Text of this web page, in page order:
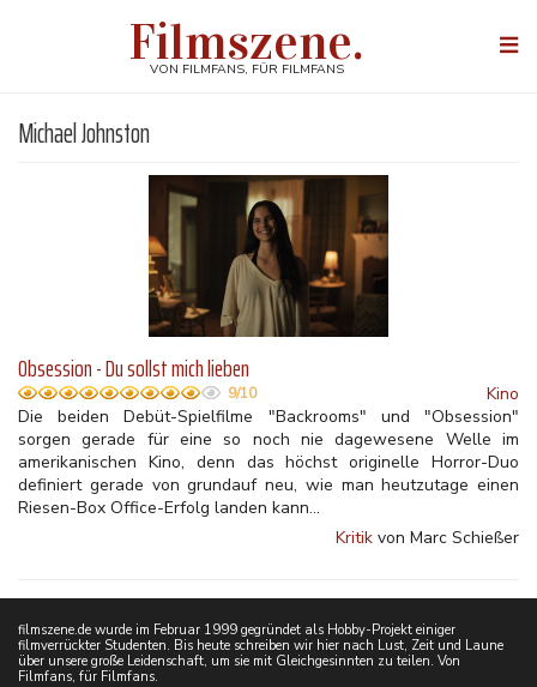
Filmszene.
VON FILMFANS, FÜR FILMFANS
Michael Johnston
Obsession - Du sollst mich lieben
9/10
Kino
Die beiden Debüt-Spielfilme "Backrooms" und "Obsession"
sorgen gerade für eine so noch nie dagewesene Welle im
amerikanischen Kino, denn das höchst originelle Horror-Duo
definiert gerade von grundauf neu, wie man heutzutage einen
Riesen-Box Office-Erfolg landen kann...
Kritik von Marc Schießer
filmszene.de wurde im Februar 1999 gegründet als Hobby-Projekt einiger
filmverrückter Studenten. Bis heute schreiben wir hier nach Lust, Zeit und Laune
über unsere große Leidenschaft, um sie mit Gleichgesinnten zu teilen. Von
Filmfans, für Filmfans.